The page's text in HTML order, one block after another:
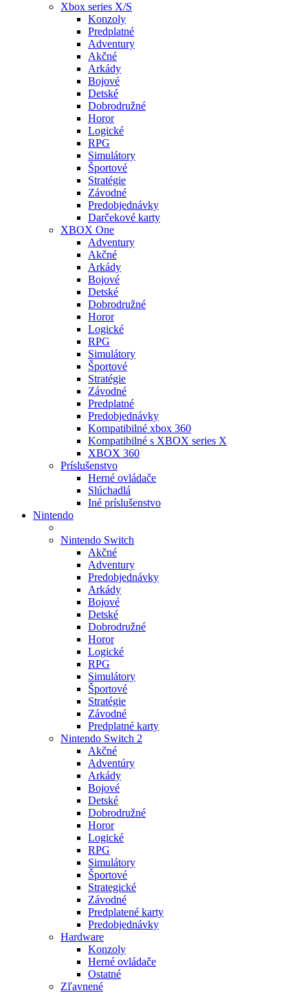
Xbox series X/S
Konzoly
Predplatné
Adventury
Akčné
Arkády
Bojové
Detské
Dobrodružné
Horor
Logické
RPG
Simulátory
Športové
Stratégie
Závodné
Predobjednávky
Darčekové karty
XBOX One
Adventury
Akčné
Arkády
Bojové
Detské
Dobrodružné
Horor
Logické
RPG
Simulátory
Športové
Stratégie
Závodné
Predplatné
Predobjednávky
Kompatibilné xbox 360
Kompatibilné s XBOX series X
XBOX 360
Príslušenstvo
Herné ovládače
Slúchadlá
Iné príslušenstvo
Nintendo
Nintendo Switch
Akčné
Adventury
Predobjednávky
Arkády
Bojové
Detské
Dobrodružné
Horor
Logické
RPG
Simulátory
Športové
Stratégie
Závodné
Predplatné karty
Nintendo Switch 2
Akčné
Adventúry
Arkády
Bojové
Detské
Dobrodružné
Horor
Logické
RPG
Simulátory
Športové
Strategické
Závodné
Predplatené karty
Predobjednávky
Hardware
Konzoly
Herné ovládače
Ostatné
Zľavnené